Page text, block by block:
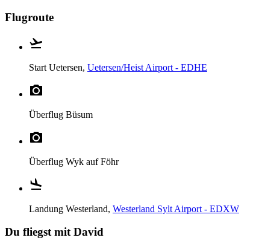
Flugroute
Start Uetersen, Uetersen/Heist Airport - EDHE
Überflug Büsum
Überflug Wyk auf Föhr
Landung Westerland, Westerland Sylt Airport - EDXW
Du fliegst mit David